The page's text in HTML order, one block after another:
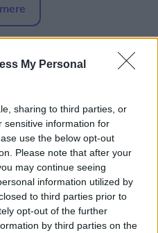
My Personal
sharing to third parties, or
sensitive information for
use the below opt-out
Please note that after your
may continue seeing
information utilized by
to third parties prior to
opt-out of the further
by third parties on the
som 17-årig blev ansat
kalder man det jo
af hvert, men jeg
og Tage.